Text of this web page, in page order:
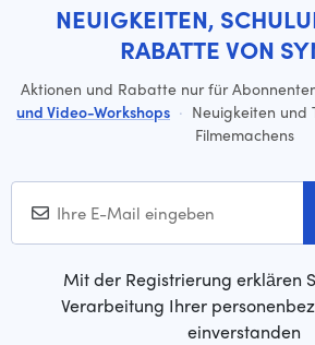
NEUIGKEITEN,
RABATTE VON
Aktionen und Rabatte nur für
und Video-Workshops · Neuigkeiten und
Filmemachens
Mit der Registrierung erklären
Verarbeitung Ihrer
einverstanden